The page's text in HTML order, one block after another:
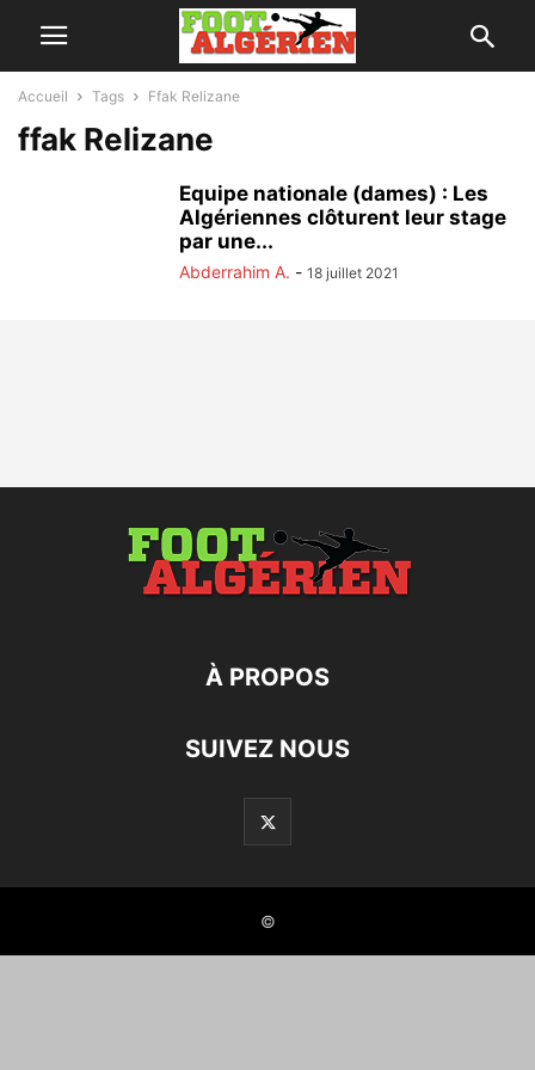
Accueil Tags Ffak Relizane
ffak Relizane
Equipe nationale (dames) : Les
Algériennes clôturent leur stage
par une...
Abderrahim A. - 18 juillet 2021
À PROPOS
SUIVEZ NOUS
©